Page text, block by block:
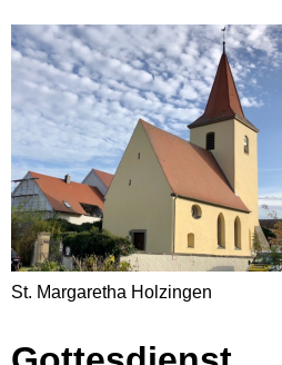
St. Margaretha Holzingen